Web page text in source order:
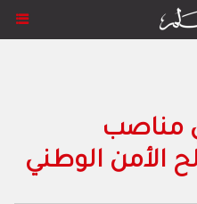
مناصب
الأمن الوطني